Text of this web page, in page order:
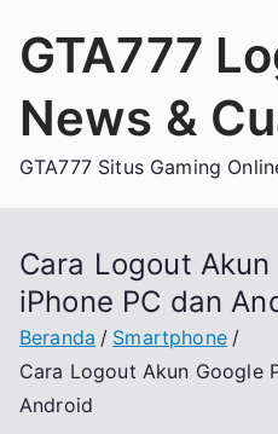
GTA777
News &
GTA777 Situs Gaming
Cara Logout Akun
iPhone PC dan
Beranda
Smartphone
Cara Logout Akun Google
Android